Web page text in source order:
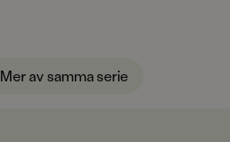
Mer av samma serie